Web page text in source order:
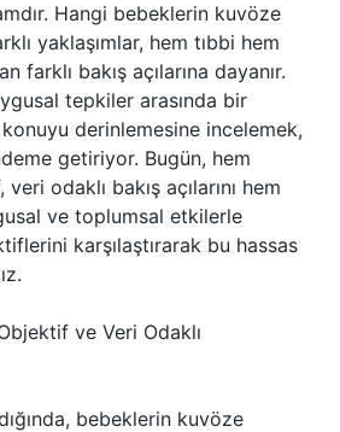
Hangi bebeklerin kuvöze
yaklaşımlar, hem tıbbi hem
farklı bakış açılarına dayanır.
tepkiler arasında bir
derinlemesine incelemek,
getiriyor. Bugün, hem
odaklı bakış açılarını hem
ve toplumsal etkilerle
karşılaştırarak bu hassas
Objektif ve Veri Odaklı
bebeklerin kuvöze